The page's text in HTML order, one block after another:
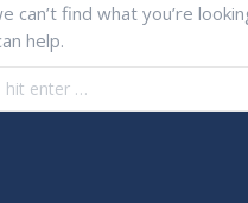
can’t find what you’re
help.